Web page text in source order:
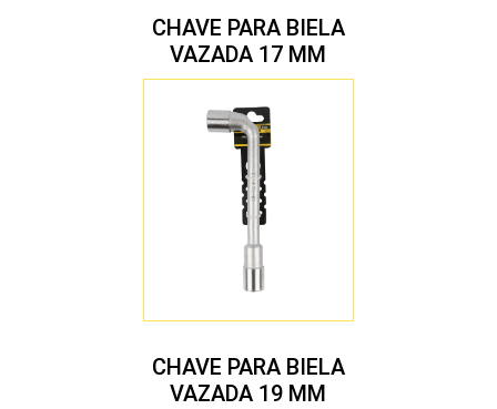
CHAVE PARA BIELA
VAZADA 17 MM
CHAVE PARA BIELA
VAZADA 19 MM